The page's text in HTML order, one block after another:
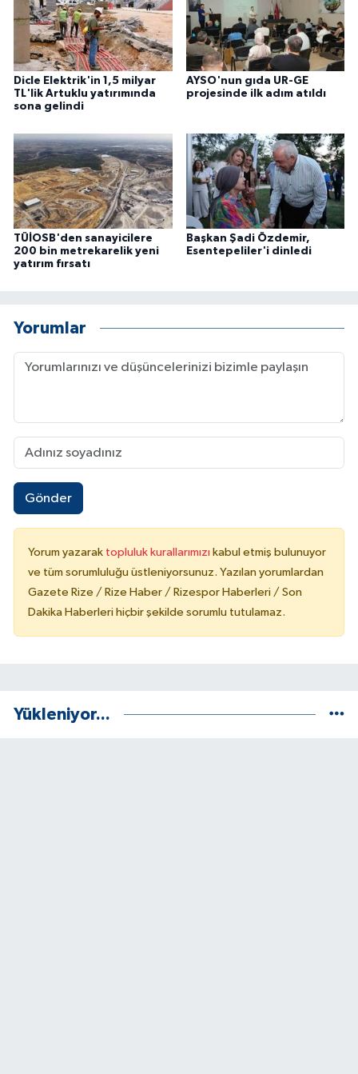
Dicle Elektrik'in 1,5 milyar
TL'lik Artuklu yatırımında
sona gelindi
AYSO'nun gıda UR-GE
projesinde ilk adım atıldı
TÜİOSB'den sanayicilere
200 bin metrekarelik yeni
yatırım fırsatı
Başkan Şadi Özdemir,
Esentepeliler'i dinledi
Yorumlar
Gönder
Yorum yazarak topluluk kurallarımızı kabul etmiş bulunuyor
ve tüm sorumluluğu üstleniyorsunuz. Yazılan yorumlardan
Gazete Rize / Rize Haber / Rizespor Haberleri / Son
Dakika Haberleri hiçbir şekilde sorumlu tutulamaz.
Yükleniyor...